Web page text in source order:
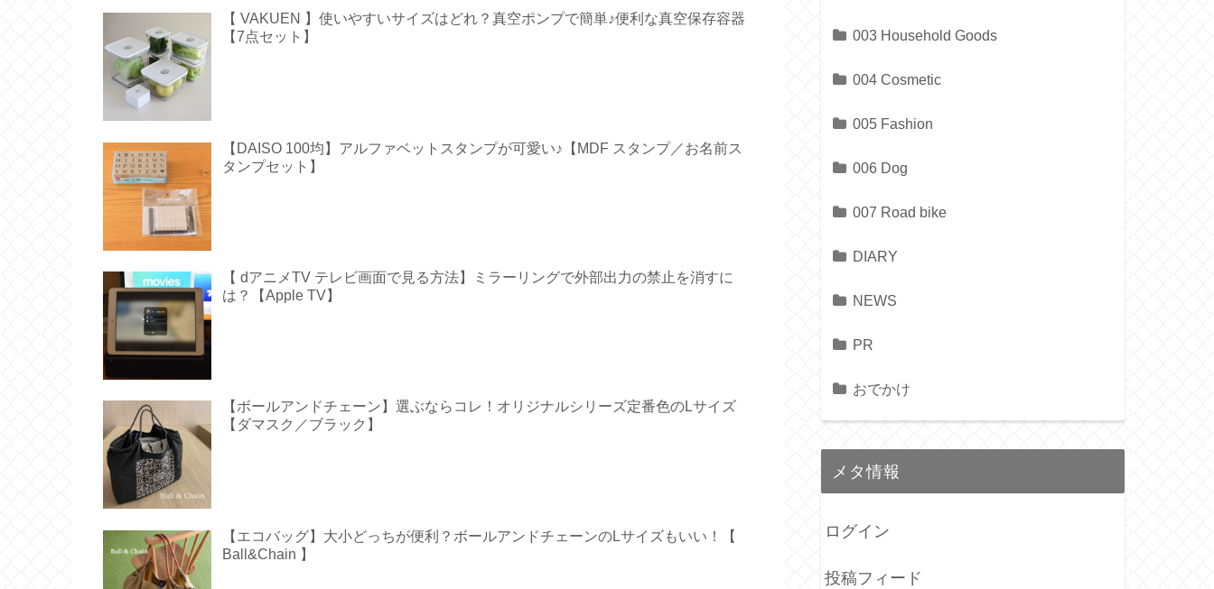
【 VAKUEN 】使いやすいサイズはどれ？真空ポンプで簡単♪便利な真空保存容器
【7点セット】
【DAISO 100均】アルファベットスタンプが可愛い♪【MDF スタンプ／お名前ス
タンプセット】
【 dアニメTV テレビ画面で見る方法】ミラーリングで外部出力の禁止を消すに
は？【Apple TV】
【ボールアンドチェーン】選ぶならコレ！オリジナルシリーズ定番色のLサイズ
【ダマスク／ブラック】
【エコバッグ】大小どっちが便利？ボールアンドチェーンのLサイズもいい！【
Ball&Chain 】
003 Household Goods
004 Cosmetic
005 Fashion
006 Dog
007 Road bike
DIARY
NEWS
PR
おでかけ
メタ情報
ログイン
投稿フィード